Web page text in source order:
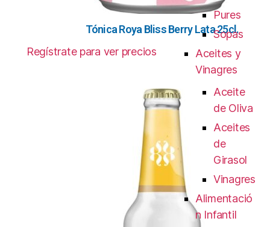
Tónica Roya Bliss Berry Lata 25cl.
Regístrate para ver precios
Pures
Sopas
Aceites y
Vinagres
Aceite
de Oliva
Aceites
de
Girasol
Vinagres
Alimentació
n Infantil